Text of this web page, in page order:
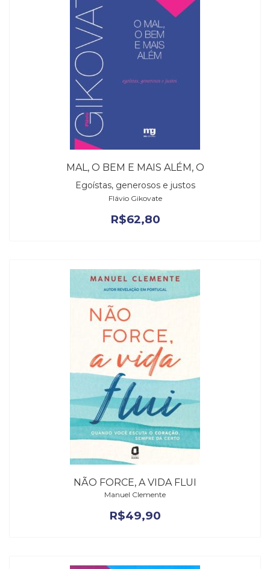
MAL, O BEM E MAIS ALÉM, O
Egoístas, generosos e justos
Flávio Gikovate
R$62,80
NÃO FORCE, A VIDA FLUI
Manuel Clemente
R$49,90